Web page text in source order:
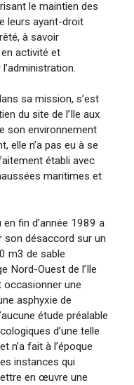
le maintien des
leurs ayant-droit
à savoir
activité et
sa mission, s’est
du site de l’Ile aux
son environnement
elle n’a pas eu à se
établi avec
maritimes et
fin d’année 1989 a
son désaccord sur un
m3 de sable
Nord-Ouest de l’Ile
occasionner une
asphyxie de
étude préalable
d’une telle
n’a fait à l’époque
instances qui
en œuvre une